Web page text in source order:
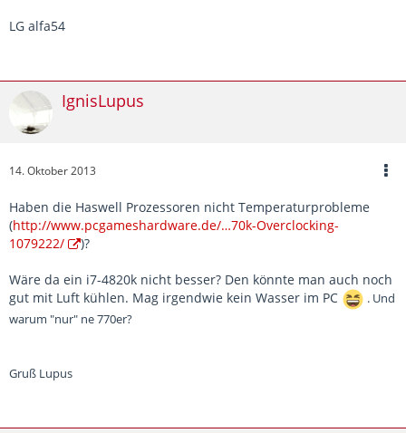
LG alfa54
IgnisLupus
14. Oktober 2013
Haben die Haswell Prozessoren nicht Temperaturprobleme
(http://www.pcgameshardware.de/…70k-Overclocking-
1079222/
)?
Wäre da ein i7-4820k nicht besser? Den könnte man auch noch
gut mit Luft kühlen. Mag irgendwie kein Wasser im PC
. Und
warum "nur" ne 770er?
Gruß Lupus